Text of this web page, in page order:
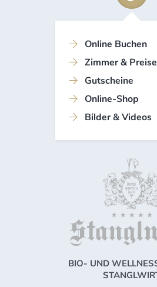
Online Buchen
Zimmer & Preise
Gutscheine
Online-Shop
Bilder & Videos
BIO- UND